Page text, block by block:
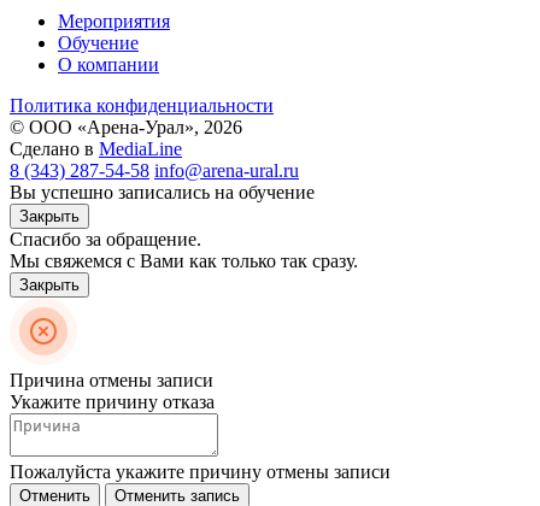
Мероприятия
Обучение
О компании
Политика конфиденциальности
© ООО «Арена-Урал», 2026
Сделано в MediaLine
8 (343) 287-54-58 info@arena-ural.ru
Вы успешно записались на обучение
Закрыть
Спасибо за обращение.
Мы свяжемся с Вами как только так сразу.
Закрыть
Причина отмены записи
Укажите причину отказа
Пожалуйста укажите причину отмены записи
Отменить Отменить запись